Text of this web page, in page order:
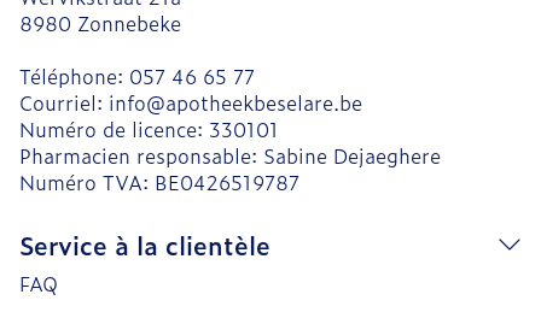
8980 Zonnebeke
Téléphone: 057 46 65 77
Courriel: info@apotheekbeselare.be
Numéro de licence: 330101
Pharmacien responsable: Sabine Dejaeghere
Numéro TVA: BE0426519787
Service à la clientèle
FAQ